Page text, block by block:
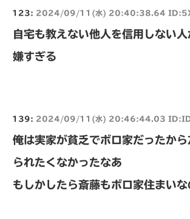
123: 2024/09/11(水) 20:40:38.64
自宅も教えない他人を信用しない
嫌すぎる
139: 2024/09/11(水) 20:46:44.03
俺は実家が貧乏でボロ家だったか
られたくなかったなあ
もしかしたら斎藤もボロ家住まい